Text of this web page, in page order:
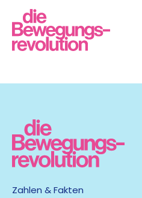
Zahlen & Fakten